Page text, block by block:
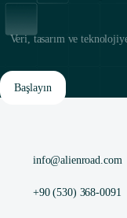
Veri, tasarım ve
Başlayın
info@alienroad.com
+90 (530) 368-0091